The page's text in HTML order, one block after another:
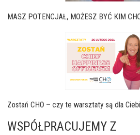
MASZ POTENCJAŁ, MOŻESZ BYĆ KIM
Zostań CHO – czy te warsztaty są dla
WSPÓŁPRACUJEMY Z